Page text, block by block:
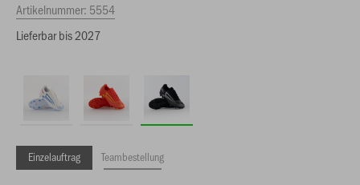
Artikelnummer: 5554
Lieferbar bis 2027
Einzelauftrag Teambestellung